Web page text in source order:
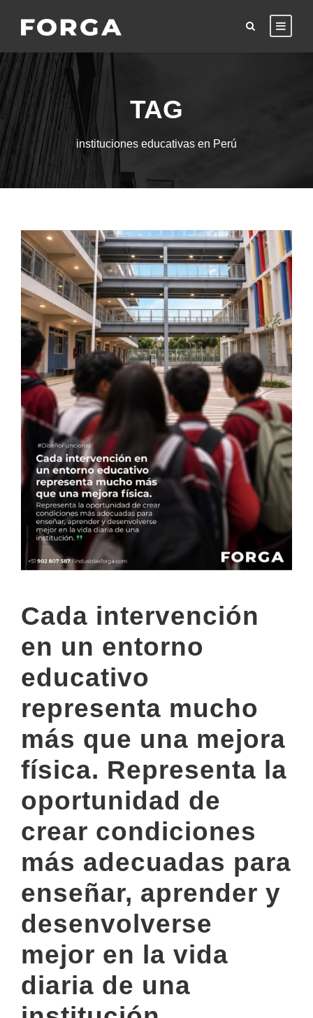
TAG
instituciones educativas en Perú
Cada intervención
en un entorno
educativo
representa mucho
más que una mejora
física. Representa la
oportunidad de
crear condiciones
más adecuadas para
enseñar, aprender y
desenvolverse
mejor en la vida
diaria de una